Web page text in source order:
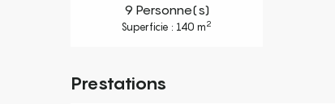
9 Personne(s)
Superficie : 140 m2
Prestations